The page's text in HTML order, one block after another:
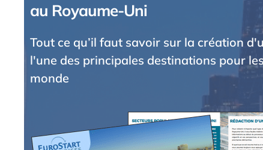
au Royaume-Uni
Tout ce qu’il faut savoir sur la création
l'une des principales destinations pour
monde